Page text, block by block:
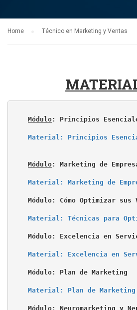
Home Técnico en Marketing y Ventas
Módulo: Principios
Material: Principios
Módulo: Marketing de
Material: Marketing de
Módulo: Cómo Optimizar sus
Material: Técnicas para
Módulo: Excelencia en
Material: Excelencia en
Módulo: Plan de Marketing
Material: Plan de Marketing
Módulo: Neuromarketing y